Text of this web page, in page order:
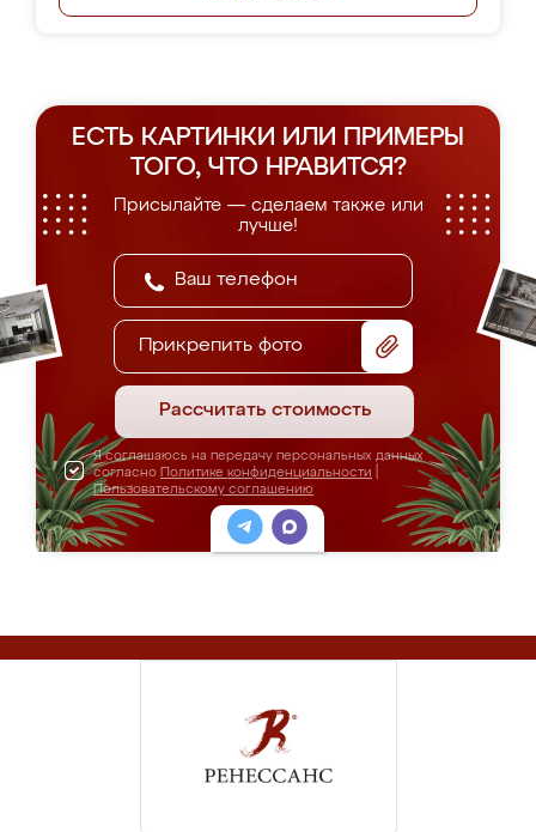
ЕСТЬ КАРТИНКИ ИЛИ ПРИМЕРЫ
ТОГО, ЧТО НРАВИТСЯ?
Присылайте — сделаем также или
лучше!
Прикрепить фото
Рассчитать стоимость
Я соглашаюсь на передачу персональных данных
согласно Политике конфиденциальности
Пользовательскому соглашению